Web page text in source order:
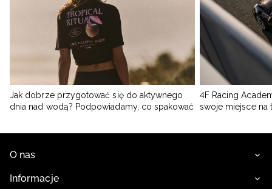
Jak dobrze przygotować się do aktywnego
dnia nad wodą? Podpowiadamy, co spakować
4F Racing
swoje miejsce na
O nas
Informacje